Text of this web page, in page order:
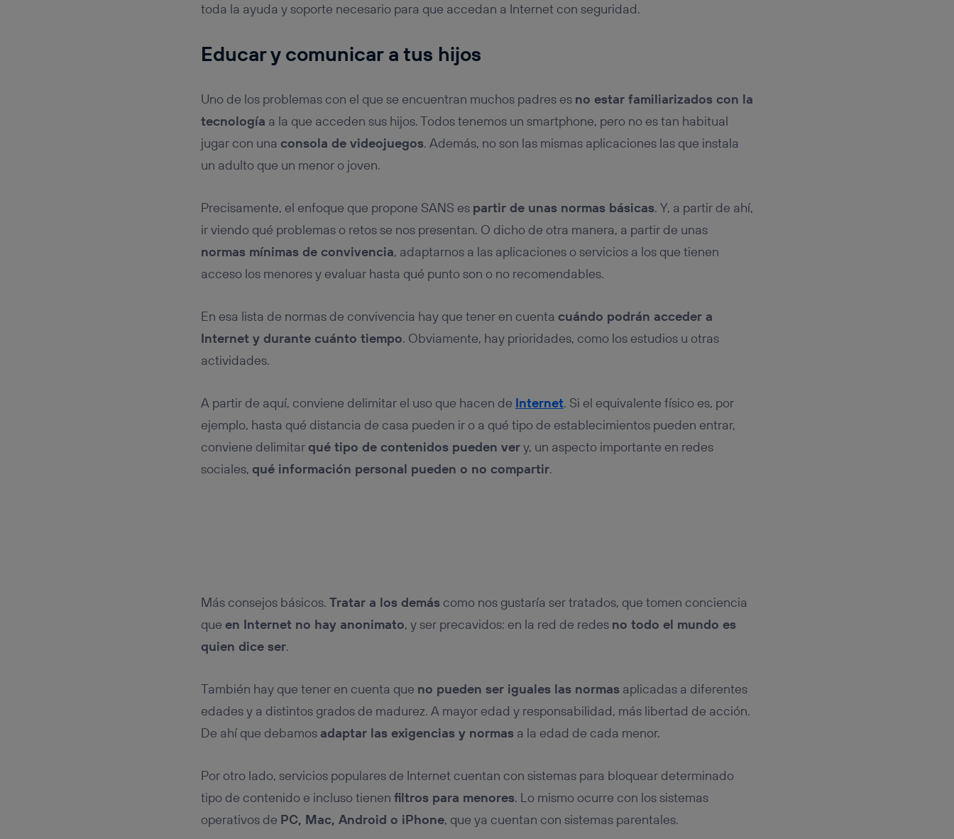
toda la ayuda y soporte necesario para que accedan a Internet con seguridad.
Educar y comunicar a tus hijos
Uno de los problemas con el que se encuentran muchos padres es no estar familiarizados con la
tecnología a la que acceden sus hijos. Todos tenemos un smartphone, pero no es tan habitual
jugar con una consola de videojuegos. Además, no son las mismas aplicaciones las que instala
un adulto que un menor o joven.
Precisamente, el enfoque que propone SANS es partir de unas normas básicas. Y, a partir de ahí,
ir viendo qué problemas o retos se nos presentan. O dicho de otra manera, a partir de unas
normas mínimas de convivencia, adaptarnos a las aplicaciones o servicios a los que tienen
acceso los menores y evaluar hasta qué punto son o no recomendables.
En esa lista de normas de convivencia hay que tener en cuenta cuándo podrán acceder a
Internet y durante cuánto tiempo. Obviamente, hay prioridades, como los estudios u otras
actividades.
A partir de aquí, conviene delimitar el uso que hacen de Internet. Si el equivalente físico es, por
ejemplo, hasta qué distancia de casa pueden ir o a qué tipo de establecimientos pueden entrar,
conviene delimitarqué tipo de contenidos pueden very, un aspecto importante en redes
sociales, qué información personal pueden o no compartir.
Más consejos básicos. Tratar a los demáscomo nos gustaría ser tratados, que tomen conciencia
que en Internet no hay anonimato, y ser precavidos: en la red de redes no todo el mundo es
quien dice ser.
También hay que tener en cuenta que no pueden ser iguales las normasaplicadas a diferentes
edades y a distintos grados de madurez. A mayor edad y responsabilidad, más libertad de acción.
De ahí que debamos adaptar las exigencias y normasa la edad de cada menor.
Por otro lado, servicios populares de Internet cuentan con sistemas para bloquear determinado
tipo de contenido e incluso tienen filtros para menores. Lo mismo ocurre con los sistemas
operativos de PC, Mac, Android o iPhone, que ya cuentan con sistemas parentales.